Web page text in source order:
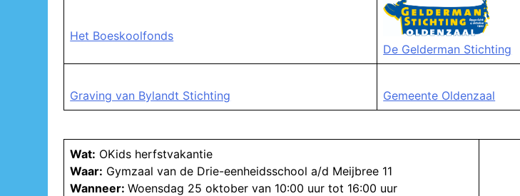
Het Boeskoolfonds
De Gelderman Stichting
Graving van Bylandt Stichting Gemeente Oldenzaal
Wat: OKids herfstvakantie
Waar: Gymzaal van de Drie-eenheidsschool a/d Meijbree 11
Wanneer:Woensdag 25 oktober van 10:00 uur tot 16:00 uur